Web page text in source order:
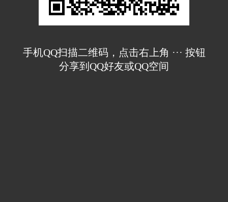
手机QQ扫描二维码，点击右上角 ··· 按钮
分享到QQ好友或QQ空间